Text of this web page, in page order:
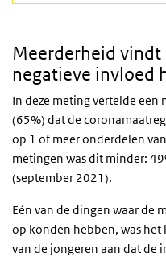
Meerderheid vindt
negatieve invloed
In deze meting vertelde een
(65%) dat de
op 1 of meer onderdelen
metingen was dit minder:
(september 2021).
Eén van de dingen waar de
op konden hebben, was het
van de jongeren aan dat de